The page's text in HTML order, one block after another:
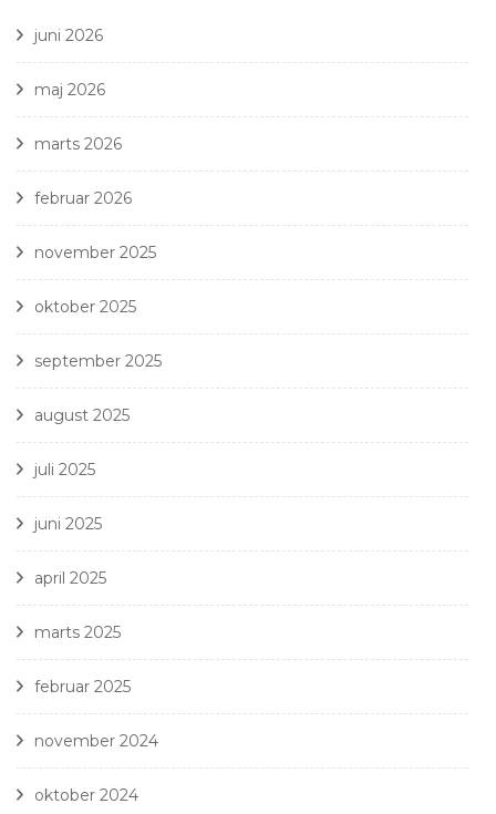
juni 2026
maj 2026
marts 2026
februar 2026
november 2025
oktober 2025
september 2025
august 2025
juli 2025
juni 2025
april 2025
marts 2025
februar 2025
november 2024
oktober 2024